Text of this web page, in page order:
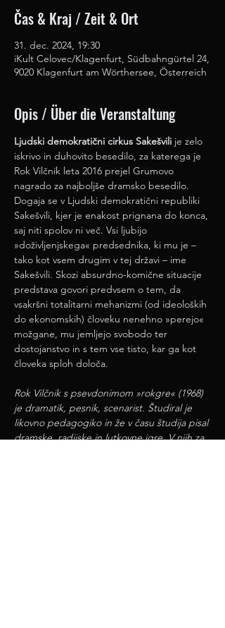
Čas & Kraj / Zeit & Ort
31. dec. 2024, 19:30
iKult Celovec/Klagenfurt, Südbahngürtel 24,
9020 Klagenfurt am Wörthersee, Österreich
Opis / Über die Veranstaltung
Ljudski demokratični cirkus Sakešvili je zelo
iskrivo in duhovito besedilo, za katerega je
Rok Vilčnik leta 2016 prejel Grumovo
nagrado za najboljše dramsko besedilo.
Dogaja se v Ljudski demokratični republiki
Sakešvili, kjer je enakost prignana do konca,
saj niti spolov ni več. Vsi ljubijo
»doživljenjskega« predsednika, ki mu je –
tako kot vsem drugim v tej državi – ime
Sakešvili. Skozi absurdno-komične situacije
predstava govori predvsem o tem, da
vsakršni totalitarni mehanizmi (od ideoloških
do ekonomskih) človeku nenehno »perejo«
možgane, mu jemljejo svobodo ter
dostojanstvo in s tem vse tisto, kar ga kot
človeka sploh določa.
Rok Vilčnik s psevdonimom »rokgre« (1968)
je dramatik, pesnik, scenarist. Študiral je
likovno pedagogiko in že v času študija pisal
dramske, radijske in lutkovne igre. V njih za